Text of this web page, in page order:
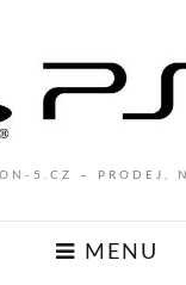
5.CZ – PRODEJ,
MENU